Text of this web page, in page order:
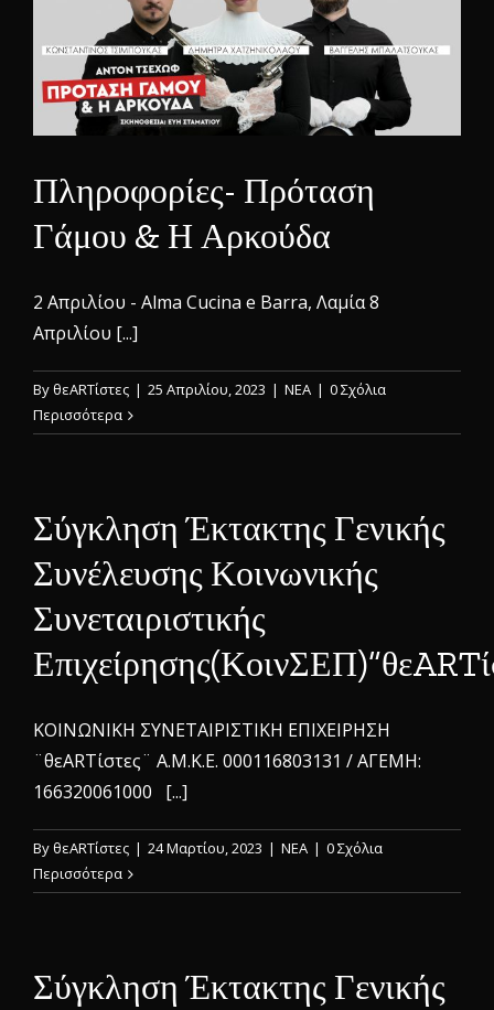
Πληροφορίες- Πρόταση
Γάμου & Η Αρκούδα
2 Απριλίου - Alma Cucina e Barra, Λαμία 8
Απριλίου [...]
ByθεARTίστες | 25 Απριλίου, 2023 | ΝΕΑ | 0 Σχόλια
Περισσότερα
Σύγκληση Έκτακτης Γενικής
Συνέλευσης Κοινωνικής
Συνεταιριστικής
ΚΟΙΝΩΝΙΚΗ ΣΥΝΕΤΑΙΡΙΣΤΙΚΗ ΕΠΙΧΕΙΡΗΣΗ
¨θεARTίστες¨ Α.Μ.Κ.Ε. 000116803131 / ΑΓΕΜΗ:
166320061000 [...]
ByθεARTίστες | 24 Μαρτίου, 2023 | ΝΕΑ | 0 Σχόλια
Περισσότερα
Σύγκληση Έκτακτης Γενικής